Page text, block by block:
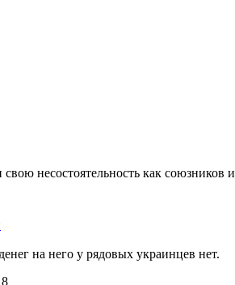
несостоятельность как союзников и
на него у рядовых украинцев нет.